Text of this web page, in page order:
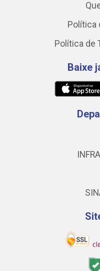
Política
Política de
Baixe